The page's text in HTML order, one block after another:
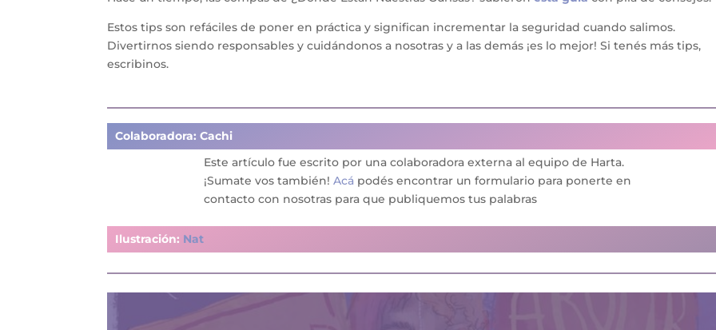
Estos tips son refáciles de poner en práctica y significan incrementar la seguridad cuando salimos.
Divertirnos siendo responsables y cuidándonos a nosotras y a las demás ¡es lo mejor! Si tenés más tips,
escribinos.
Colaboradora: Cachi
Este artículo fue escrito por una colaboradora externa al equipo de Harta.
¡Sumate vos también!Acá podés encontrar un formulario para ponerte en
contacto con nosotras para que publiquemos tus palabras
Ilustración: Nat